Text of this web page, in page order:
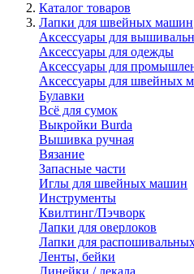
Каталог товаров
Лапки для швейных машин
Аксессуары для
Аксессуары для одежды
Аксессуары для
Аксессуары для швейных
Булавки
Всё для сумок
Выкройки Burda
Вышивка ручная
Вязание
Запасные части
Иглы для швейных машин
Инструменты
Квилтинг/Пэчворк
Лапки для оверлоков
Лапки для
Ленты, бейки
Линейки / лекала